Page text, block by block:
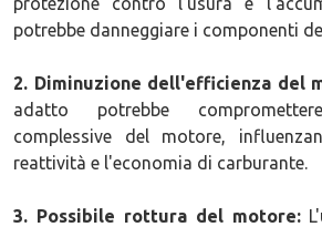
potrebbe danneggiare i componenti
2. Diminuzione dell'efficienza del
adatto potrebbe
complessive del motore,
reattività e l'economia di carburante.
3. Possibile rottura del motore: